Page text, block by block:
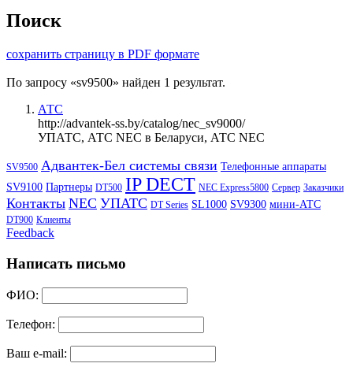
Поиск
сохранить страницу в PDF формате
По запросу «sv9500» найден 1 результат.
АТС
http://advantek-ss.by/catalog/nec_sv9000/
УПАТС, АТС NEC в Беларуси, АТС NEC
SV9500 Адвантек-Бел системы связи Телефонные аппараты
SV9100 Партнеры DT500 IP DECT NEC Express5800 Сервер Заказчики
Контакты NEC УПАТС DT Series SL1000 SV9300 мини-АТС
DT900 Клиенты
Feedback
Написать письмо
ФИО:
Телефон:
Ваш e-mail: